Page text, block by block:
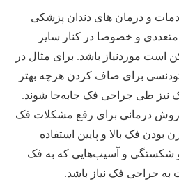
و درمان های دندان پزشکی
و خصوصا در کنار سایر
موردنیاز باشد. برای مثال در
برای صاف کردن هرچه بهتر
نیز طی جراحی فک جابه‌جا شوند.
روش درمانی برای رفع مشکلات فک
بودن فک بالا و پایین استفاده
شکستگی و آسیب‌هایی که به فک
جراحی فک نیاز باشد.